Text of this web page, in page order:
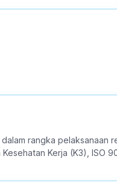
rangka pelaksanaan
Kerja (K3), ISO